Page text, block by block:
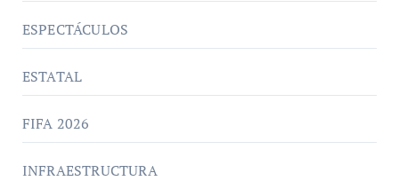
ESPECTÁCULOS
ESTATAL
FIFA 2026
INFRAESTRUCTURA